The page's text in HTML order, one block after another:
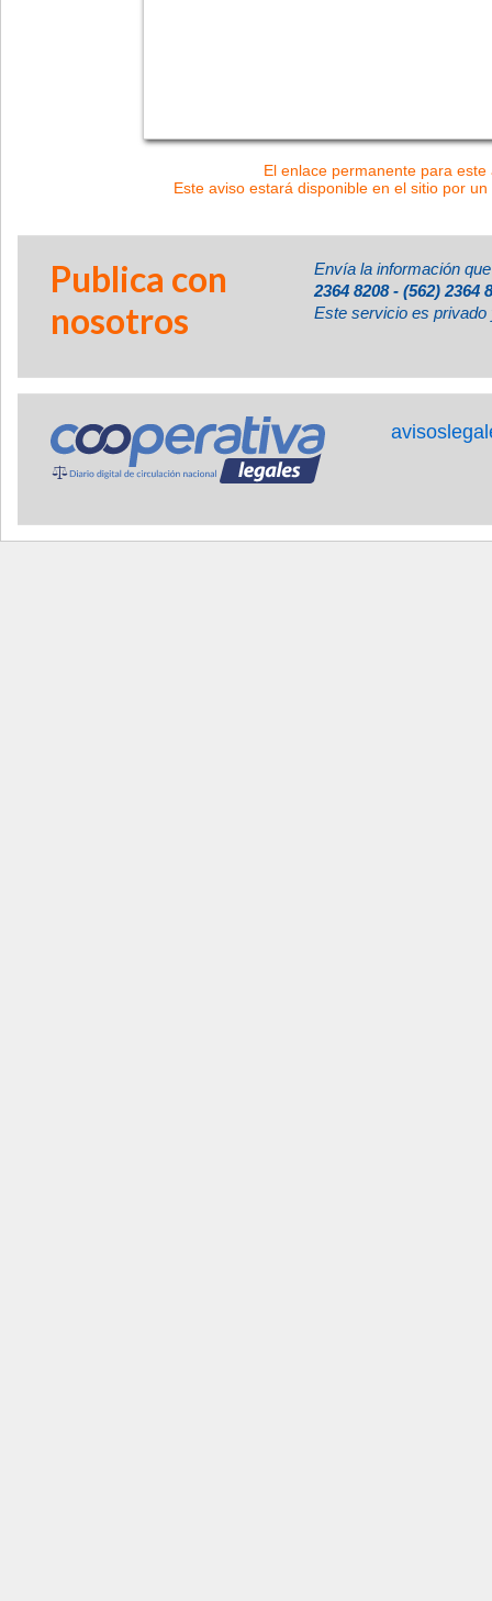
El enlace permanente para
Este aviso estará disponible en el sitio por
Publica con
nosotros
Envía la información
2364 8208 - (562) 2364
Este servicio es privado